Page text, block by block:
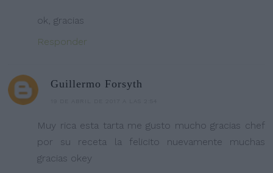
ok, gracias
Responder
Guillermo Forsyth
Muy rica esta tarta me gusto mucho gracias chef
por su receta la felicito nuevamente muchas
gracias okey